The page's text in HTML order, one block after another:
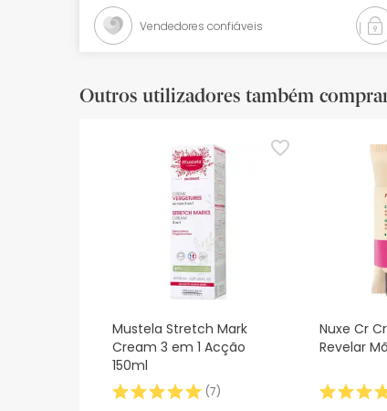
Promoções
Mais vendidos
Vendedores confiáveis
Outros utilizadores também
Mustela Stretch Mark
Cream 3 em 1 Acção
150ml
(7)
Nuxe Cr
Revelar